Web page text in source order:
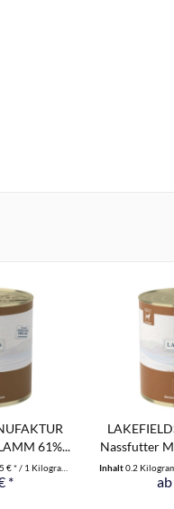
61%...
* / 1 Kilogramm)
*
Nassfutter
Inhalt0.2